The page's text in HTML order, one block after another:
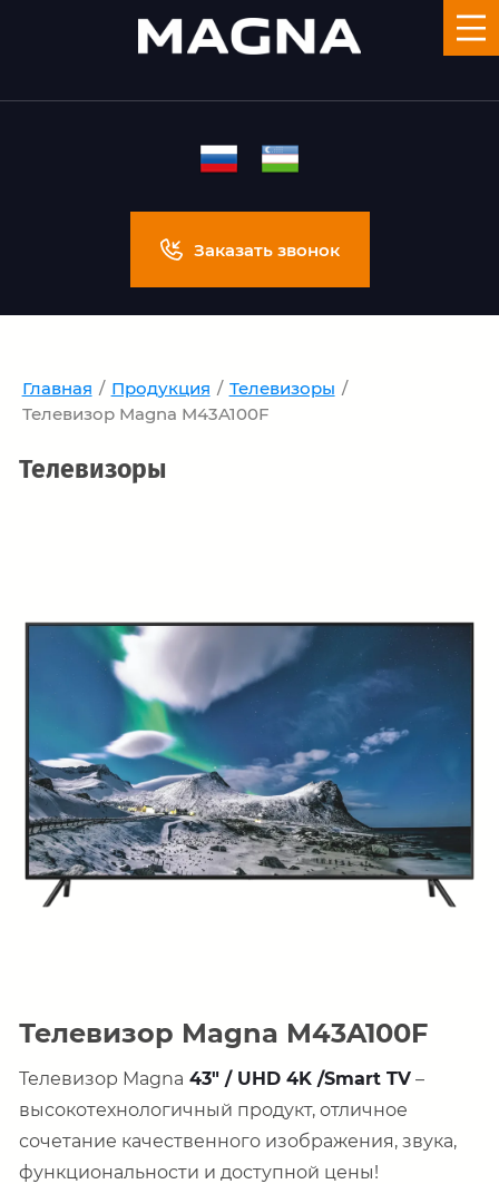
Заказать звонок
Главная / Продукция / Телевизоры /
Телевизор Magna M43A100F
Телевизоры
Телевизор Magna M43A100F
Телевизор Magna 43" / UHD 4K /Smart TV–
высокотехнологичный продукт, отличное
сочетание качественного изображения, звука,
функциональности и доступной цены!